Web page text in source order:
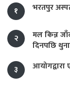
१ भरतपुर
२
मल किन्न
दिनपछि
३